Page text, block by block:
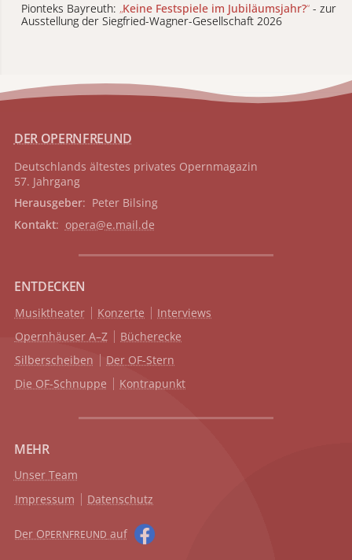
Pionteks Bayreuth: „Keine Festspiele im Jubiläumsjahr?“ - zur
Ausstellung der Siegfried-Wagner-Gesellschaft 2026
DER OPERNFREUND
Deutschlands ältestes privates Opernmagazin
57. Jahrgang
Herausgeber: Peter Bilsing
Kontakt: opera@e.mail.de
ENTDECKEN
Musiktheater Konzerte
Interviews
Opernhäuser A–Z
Bücherecke
Silberscheiben
Der OF-Stern
Die OF-Schnuppe
Kontrapunkt
MEHR
Unser Team
Impressum
Datenschutz
Der OPERNFREUND auf